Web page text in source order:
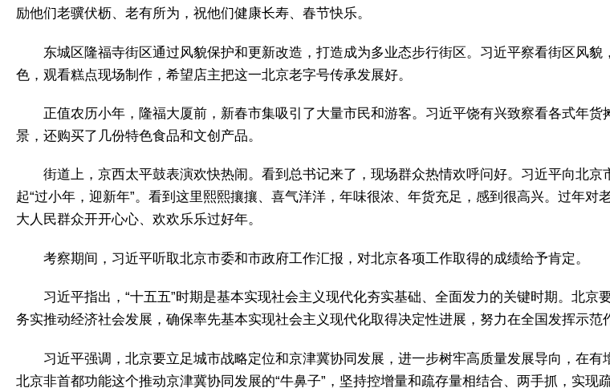
励他们老骥伏枥、老有所为，祝他们健康长寿、春节快乐。
东城区隆福寺街区通过风貌保护和更新改造，打造成为多业态步行街区。习近平察看街区风
色，观看糕点现场制作，希望店主把这一北京老字号传承发展好。
正值农历小年，隆福大厦前，新春市集吸引了大量市民和游客。习近平饶有兴致察看各式年
景，还购买了几份特色食品和文创产品。
街道上，京西太平鼓表演欢快热闹。看到总书记来了，现场群众热情欢呼问好。习近平向北
起“过小年，迎新年”。看到这里熙熙攘攘、喜气洋洋，年味很浓、年货充足，感到很高兴。过年
大人民群众开开心心、欢欢乐乐过好年。
考察期间，习近平听取北京市委和市政府工作汇报，对北京各项工作取得的成绩给予肯定。
习近平指出，“十五五”时期是基本实现社会主义现代化夯实基础、全面发力的关键时期。北
务实推动经济社会发展，确保率先基本实现社会主义现代化取得决定性进展，努力在全国发挥示范
习近平强调，北京要立足城市战略定位和京津冀协同发展，进一步树牢高质量发展导向，在
北京非首都功能这个推动京津冀协同发展的“牛鼻子”，坚持控增量和疏存量相结合、两手抓，实